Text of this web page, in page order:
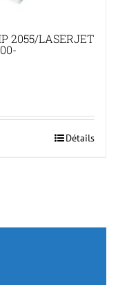
2055/LASERJET
Détails